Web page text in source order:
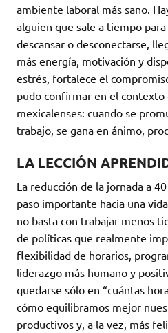
ambiente laboral más sano.
alguien que sale a tiempo
descansar o desconectarse,
más energía, motivación y
estrés, fortalece el
pudo confirmar en el contexto
mexicalenses: cuando se
trabajo, se gana en ánimo,
LA LECCIÓN
La reducción de la jornada a
paso importante hacia una
no basta con trabajar menos
de políticas que realmente
flexibilidad de horarios,
liderazgo más humano y
quedarse sólo en “cuántas
cómo equilibramos mejor
productivos y, a la vez, más